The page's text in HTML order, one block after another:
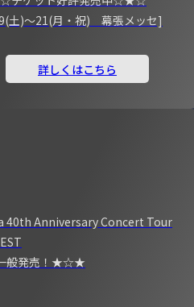
土)～21(月・祝) 幕張メッセ]
詳しくはこちら
40th Anniversary Concert Tour
般発売！★☆★